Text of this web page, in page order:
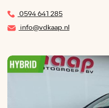
0594 641 285
info@vdkaap.nl